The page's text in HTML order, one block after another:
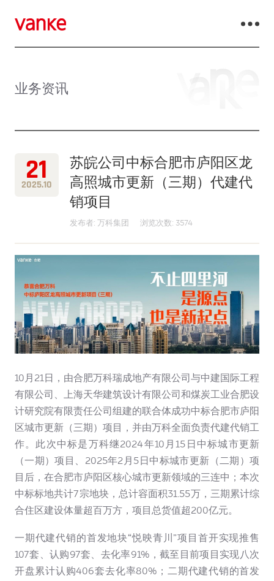
业务资讯
21
2025.10
苏皖公司中标合肥市庐阳区龙
高照城市更新（三期）代建代
销项目
发布者: 万科集团 浏览次数: 3574
10月21日，由合肥万科瑞成地产有限公司与中建国际工程
有限公司、上海天华建筑设计有限公司和煤炭工业合肥设
计研究院有限责任公司组建的联合体成功中标合肥市庐阳
区城市更新（三期）项目，并由万科全面负责代建代销工
作。此次中标是万科继2024年10月15日中标城市更新
（一期）项目、2025年2月5日中标城市更新（二期）项
目后，在合肥市庐阳区核心城市更新领域的三连中；本次
中标标地共计7宗地块，总计容面积31.55万，三期累计综
合住区建设体量超百万方，项目总货值超200亿元。
一期代建代销的首发地块“悦映青川”项目首开实现推售
107套、认购97套、去化率91%，截至目前项目实现八次
开盘累计认购406套去化率80%；二期代建代销的首发